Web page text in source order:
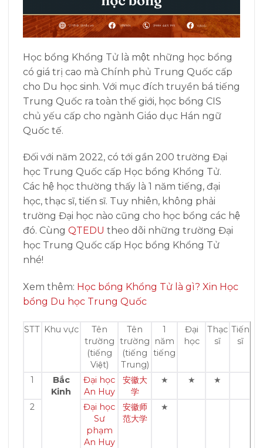
Học bổng Khổng Tử là một những học bổng
có giá trị cao mà Chính phủ Trung Quốc cấp
cho Du học sinh. Với mục đích truyền bá tiếng
Trung Quốc ra toàn thế giới, học bổng CIS
chủ yếu cấp cho ngành Giáo dục Hán ngữ
Quốc tế.
Đối với năm 2022, có tới gần 200 trường Đại
học Trung Quốc cấp Học bổng Khổng Tử.
Các hệ học thường thấy là 1 năm tiếng, đại
học, thạc sĩ, tiến sĩ. Tuy nhiên, không phải
trường Đại học nào cũng cho học bổng các hệ
đó. Cùng QTEDU theo dõi những trường Đại
học Trung Quốc cấp Học bổng Khổng Tử
nhé!
Xem thêm: Học bổng Khổng Tử là gì? Xin Học
bổng Du học Trung Quốc
STT Khu vực
Tên
trường
(tiếng
Việt)
Tên
trường
(tiếng
Trung)
1
năm
tiếng
Đại
học
Thạc
sĩ
Tiến
sĩ
1
Bắc
Kinh
Đại học
An Huy
安徽大
学
★ ★ ★
2
Đại học
Sư
phạm
An Huy
安徽师
范大学
★